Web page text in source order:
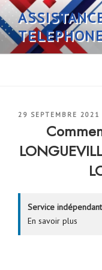
Aller
au
contenu
principal
PUBLIÉ
29 SEPTEMBRE 2021
Service
En savoir plus